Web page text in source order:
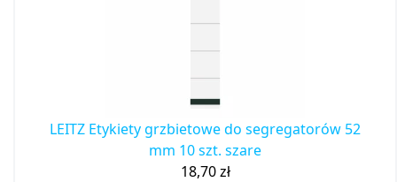
LEITZ Etykiety grzbietowe do segregatorów 52
mm 10 szt. szare
18,70zł